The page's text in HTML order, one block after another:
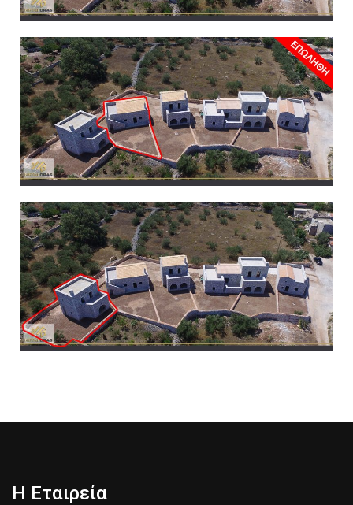
Η Εταιρεία